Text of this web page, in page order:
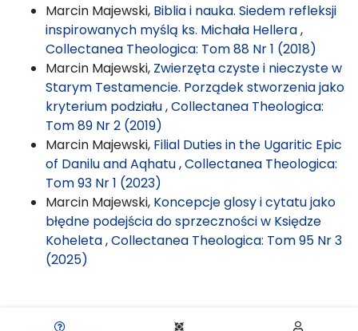
Marcin Majewski, Biblia i nauka. Siedem refleksji
inspirowanych myślą ks. Michała Hellera,
Collectanea Theologica: Tom 88 Nr 1 (2018)
Marcin Majewski, Zwierzęta czyste i nieczyste w
Starym Testamencie. Porządek stworzenia jako
kryterium podziału,Collectanea Theologica:
Tom 89 Nr 2 (2019)
Marcin Majewski, Filial Duties in the Ugaritic Epic
of Danilu and Aqhatu,Collectanea Theologica:
Tom 93 Nr 1 (2023)
Marcin Majewski, Koncepcje glosy i cytatu jako
błędne podejścia do sprzeczności w Księdze
Koheleta,Collectanea Theologica: Tom 95 Nr 3
(2025)